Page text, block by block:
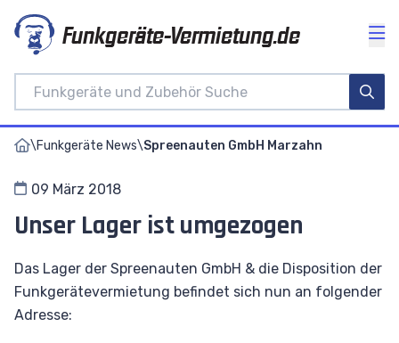
Funkgeräte-Vermietung.de
\Funkgeräte News\Spreenauten GmbH Marzahn
09 März 2018
Unser Lager ist umgezogen
Das Lager der Spreenauten GmbH & die Disposition der
Funkgerätevermietung befindet sich nun an folgender
Adresse: